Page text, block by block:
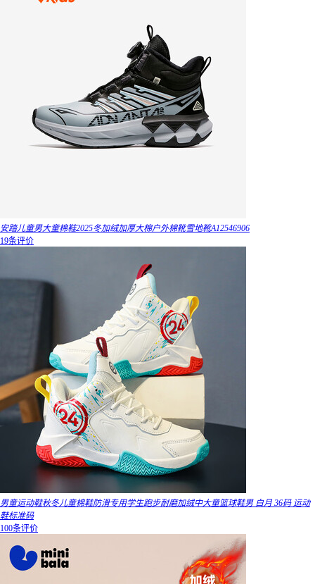
安踏儿童男大童棉鞋2025冬加绒加厚大棉户外棉靴雪地靴A12546906
19条评价
男童运动鞋秋冬儿童棉鞋防滑专用学生跑步耐磨加绒中大童篮球鞋男 白月 36码 运动
鞋标准码
100条评价